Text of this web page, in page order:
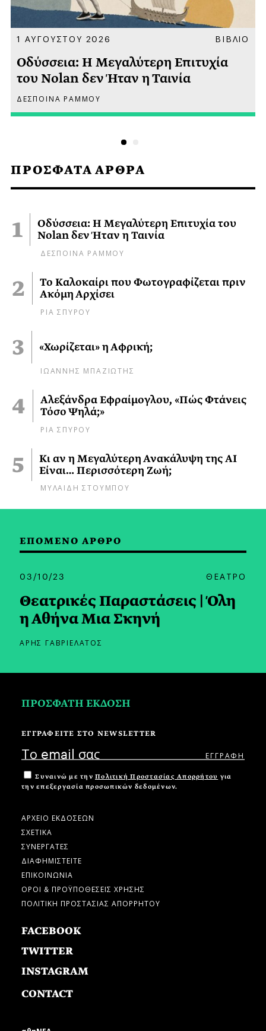
ΠΡΟΣΦΑΤΑ ΑΡΘΡΑ
Οδύσσεια: Η Μεγαλύτερη Επιτυχία του
Nolan δεν Ήταν η Ταινία
ΔΕΣΠΟΙΝΑ ΡΑΜΜΟΥ
Το Καλοκαίρι που Φωτογραφίζεται πριν
Ακόμη Αρχίσει
ΡΙΑ ΣΠΥΡΟΥ
«Χωρίζεται» η Αφρική;
ΙΩΑΝΝΗΣ ΜΠΑΖΙΩΤΗΣ
Αλεξάνδρα Εφραίμογλου, «Πώς Φτάνεις
Τόσο Ψηλά;»
ΡΙΑ ΣΠΥΡΟΥ
Κι αν η Μεγαλύτερη Ανακάλυψη της AI
Είναι… Περισσότερη Ζωή;
ΜΥΛΑΙΔΗ ΣΤΟΥΜΠΟΥ
1 ΑΥΓΟΥΣΤΟΥ 2026 ΒΙΒΛΙΟ
Οδύσσεια: Η Μεγαλύτερη Επιτυχία
του Nolan δεν Ήταν η Ταινία
ΔΕΣΠΟΙΝΑ ΡΑΜΜΟΥ
ΕΠΟΜΕΝΟ ΑΡΘΡΟ
03/10/23 ΘΕΑΤΡΟ
Θεατρικές Παραστάσεις | Όλη
η Αθήνα Μια Σκηνή
ΑΡΗΣ ΓΑΒΡΙΕΛΑΤΟΣ
ΠΡΟΣΦΑΤΗ ΕΚΔΟΣΗ
ΕΓΓΡΑΦΕΙΤΕ ΣΤΟ NEWSLETTER
Συναινώ με την Πολιτική Προστασίας Απορρήτου για
την επεξεργασία προσωπικών δεδομένων.
ΑΡΧΕΙΟ ΕΚΔΟΣΕΩΝ
ΣΧΕΤΙΚΑ
ΣΥΝΕΡΓΑΤΕΣ
ΔΙΑΦΗΜΙΣΤΕΙΤΕ
ΕΠΙΚΟΙΝΩΝΙΑ
ΟΡΟΙ & ΠΡΟΫΠΟΘΕΣΕΙΣ ΧΡΗΣΗΣ
ΠΟΛΙΤΙΚΗ ΠΡΟΣΤΑΣΙΑΣ ΑΠΟΡΡΗΤΟΥ
FACEBOOK
TWITTER
INSTAGRAM
CONTACT